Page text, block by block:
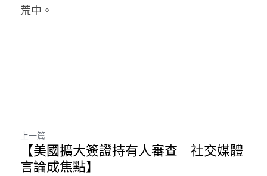
荒中。
上一篇
【美國擴大簽證持有人審查 社交媒體
言論成焦點】